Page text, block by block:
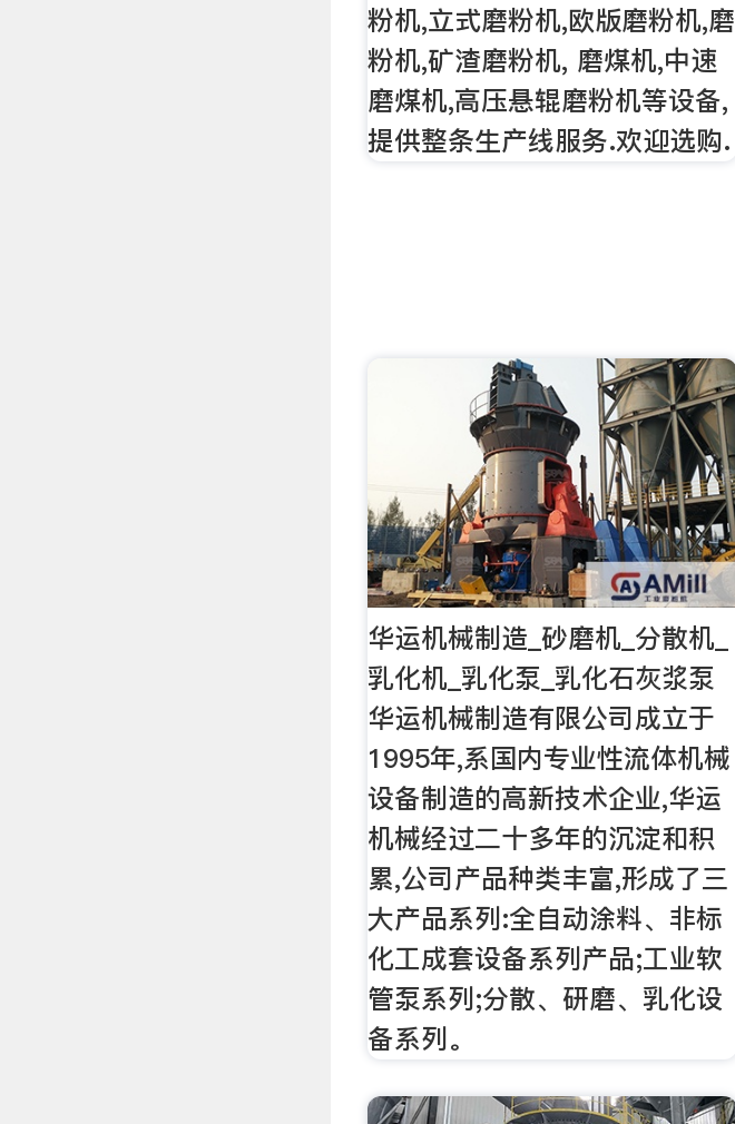
粉机,立式磨粉机,欧版磨粉机,磨
粉机,矿渣磨粉机, 磨煤机,中速
磨煤机,高压悬辊磨粉机等设备,
提供整条生产线服务.欢迎选购.
华运机械制造_砂磨机_分散机_
乳化机_乳化泵_乳化石灰浆泵
华运机械制造有限公司成立于
1995年,系国内专业性流体机械
设备制造的高新技术企业,华运
机械经过二十多年的沉淀和积
累,公司产品种类丰富,形成了三
大产品系列:全自动涂料、非标
化工成套设备系列产品;工业软
管泵系列;分散、研磨、乳化设
备系列。